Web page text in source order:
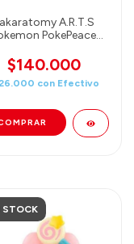
A.R.T.S
PokePeace
in the Bath, 5.5inch
$140.000
con Efectivo
STOCK